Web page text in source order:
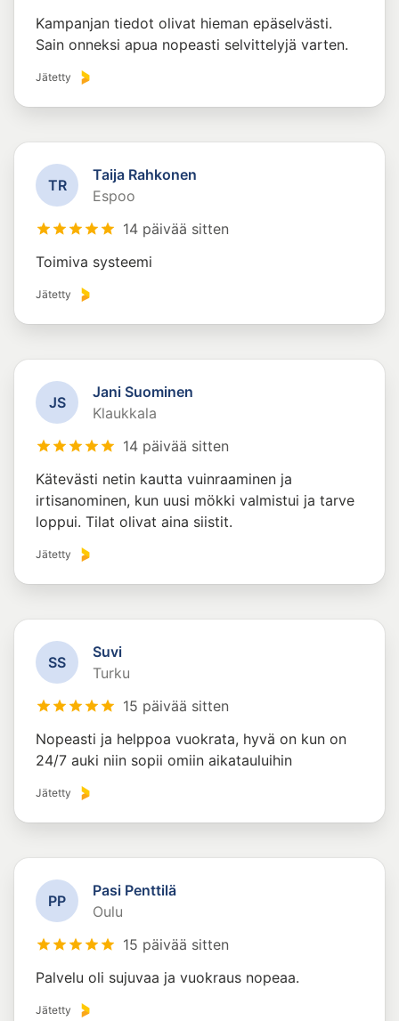
Kampanjan tiedot olivat hieman epäselvästi.
Sain onneksi apua nopeasti selvittelyjä varten.
Jätetty
TR
Taija Rahkonen
Espoo
14 päivää sitten
Toimiva systeemi
Jätetty
JS
Jani Suominen
Klaukkala
14 päivää sitten
Kätevästi netin kautta vuinraaminen ja
irtisanominen, kun uusi mökki valmistui ja tarve
loppui. Tilat olivat aina siistit.
Jätetty
SS
Suvi
Turku
15 päivää sitten
Nopeasti ja helppoa vuokrata, hyvä on kun on
24/7 auki niin sopii omiin aikatauluihin
Jätetty
PP
Pasi Penttilä
Oulu
15 päivää sitten
Palvelu oli sujuvaa ja vuokraus nopeaa.
Jätetty